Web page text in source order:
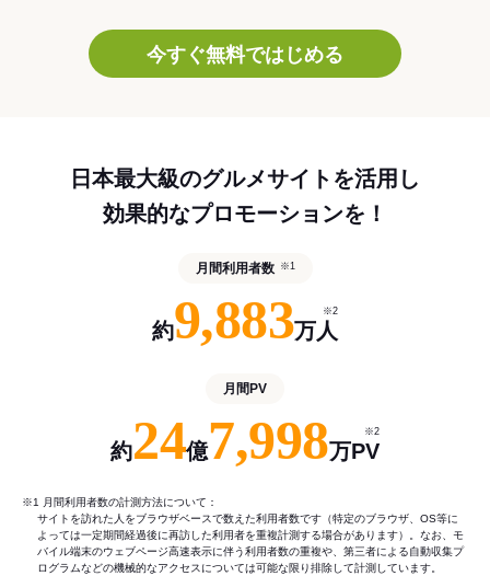
今すぐ無料ではじめる
日本最大級のグルメサイトを活用し
効果的なプロモーションを！
月間利用者数 ※1
約9,883万人
※2
月間PV
約24億7,998万PV
※2
※1 月間利用者数の計測方法について：
サイトを訪れた人をブラウザベースで数えた利用者数です（特定のブラウザ、OS等に
よっては一定期間経過後に再訪した利用者を重複計測する場合があります）。なお、モ
バイル端末のウェブページ高速表示に伴う利用者数の重複や、第三者による自動収集プ
ログラムなどの機械的なアクセスについては可能な限り排除して計測しています。